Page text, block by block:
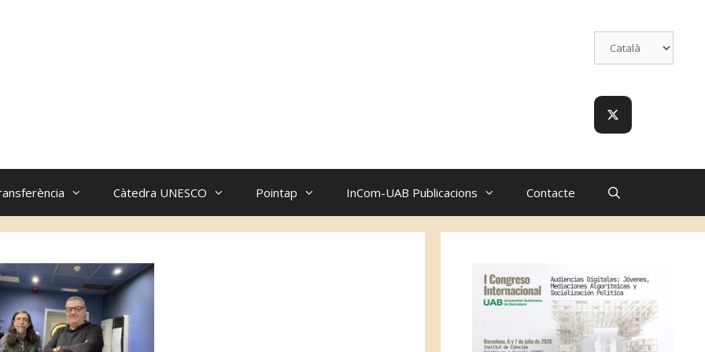
Càtedra UNESCO Pointap InCom-UAB Publicacions Contacte